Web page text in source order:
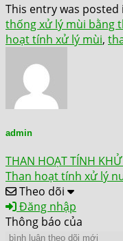
This entry was posted
thống xử lý mùi bằng
hoạt tính xử lý mùi,
admin
THAN HOẠT TÍNH
Than hoạt tính xử lý
Theo dõi
Đăng nhập
Thông báo của